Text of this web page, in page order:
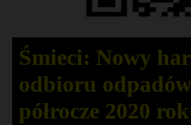
Śmieci: Nowy
odbioru
półrocze 2020